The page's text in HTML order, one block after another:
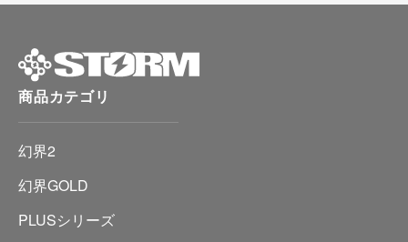
商品カテゴリ
幻界2
幻界GOLD
PLUSシリーズ